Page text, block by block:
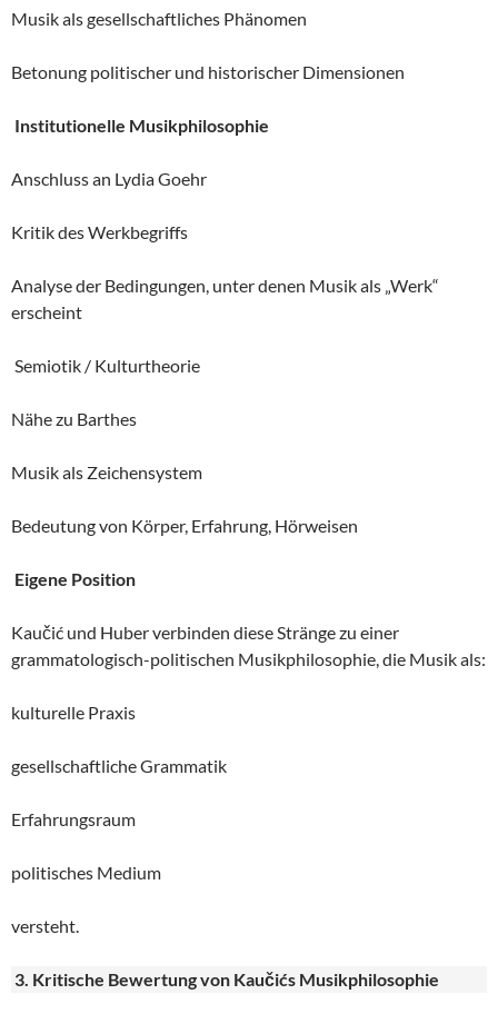
Musik als gesellschaftliches Phänomen
Betonung politischer und historischer Dimensionen
Institutionelle Musikphilosophie
Anschluss an Lydia Goehr
Kritik des Werkbegriffs
Analyse der Bedingungen, unter denen Musik als „Werk“
erscheint
Semiotik / Kulturtheorie
Nähe zu Barthes
Musik als Zeichensystem
Bedeutung von Körper, Erfahrung, Hörweisen
Eigene Position
Kaučić und Huber verbinden diese Stränge zu einer
grammatologisch-politischen Musikphilosophie, die Musik als:
kulturelle Praxis
gesellschaftliche Grammatik
Erfahrungsraum
politisches Medium
versteht.
3. Kritische Bewertung von Kaučićs Musikphilosophie